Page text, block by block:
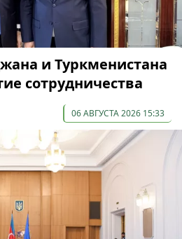
и Туркменистана
сотрудничества
06 АВГУСТА 2026 15:33